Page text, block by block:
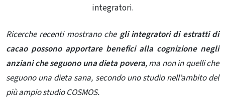
integratori.
Ricerche recenti mostrano che gli integratori di estratti di
cacao possono apportare benefici alla cognizione negli
anziani che seguono una dieta povera, ma non in quelli che
seguono una dieta sana, secondo uno studio nell’ambito del
più ampio studio COSMOS.